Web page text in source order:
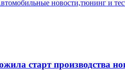
новости,тюнинг и
старт производства